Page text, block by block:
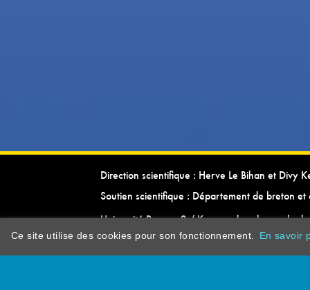
Direction scientifique : Herve Le Bihan et Divy
Soutien scientifique : Département de breton et
Université Rennes 2 / Kevrenn brezhoneg ha
Ce site utilise des cookies pour son fonctionnement. En savoir